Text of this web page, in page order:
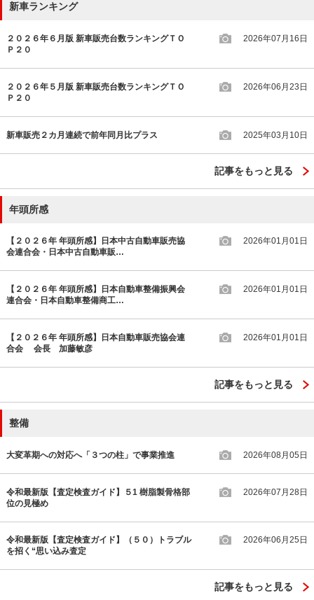
新車ランキング
２０２６年６月版 新車販売台数ランキングＴＯ
Ｐ２０
2026年07月16日
２０２６年５月版 新車販売台数ランキングＴＯ
Ｐ２０
2026年06月23日
新車販売２カ月連続で前年同月比プラス 2025年03月10日
記事をもっと見る
年頭所感
【２０２６年 年頭所感】日本中古自動車販売協
会連合会・日本中古自動車販…
2026年01月01日
【２０２６年 年頭所感】日本自動車整備振興会
連合会・日本自動車整備商工…
2026年01月01日
【２０２６年 年頭所感】日本自動車販売協会連
合会 会長 加藤敏彦
2026年01月01日
記事をもっと見る
整備
大変革期への対応へ「３つの柱」で事業推進 2026年08月05日
令和最新版【査定検査ガイド】５1 樹脂製骨格部
位の見極め
2026年07月28日
令和最新版【査定検査ガイド】（５０）トラブル
を招く“思い込み査定
2026年06月25日
記事をもっと見る